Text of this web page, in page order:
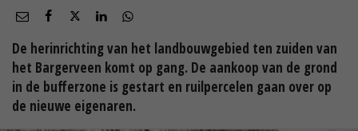
De herinrichting van het landbouwgebied ten zuiden van
het Bargerveen komt op gang. De aankoop van de grond
in de bufferzone is gestart en ruilpercelen gaan over op
de nieuwe eigenaren.